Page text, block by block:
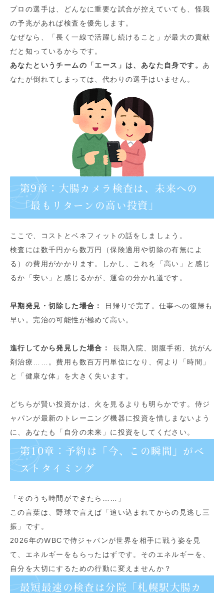
プロの選手は、どんなに重要な試合が控えていても、怪我
の予兆があれば検査を優先します。
なぜなら、「長く一線で活躍し続けること」が最大の貢献
だと知っているからです。
あなたというチームの「エース」は、あなた自身です。 あ
なたが倒れてしまっては、代わりの選手はいません。
第9章：大腸カメラ検査は、未来への
「最もリターンの高い投資」
ここで、コストとベネフィットの話をしましょう。
検査には数千円から数万円（保険適用や切除の有無によ
る）の費用がかかります。しかし、これを「高い」と感じ
るか「安い」と感じるかが、運命の分かれ道です。
早期発見・切除した場合：
日帰りで完了。仕事への復帰も
早い。完治の可能性が極めて高い。
進行してから発見した場合：
長期入院、開腹手術、抗がん
剤治療……。費用も数百万円単位になり、何より「時間」
と「健康な体」を大きく失います。
どちらが賢い投資かは、火を見るよりも明らかです。侍ジ
ャパンが最新のトレーニング機器に投資を惜しまないよう
に、あなたも「自分の未来」に投資をしてください。
第10章：予約は「今、この瞬間」がベ
ストタイミング
「そのうち時間ができたら……」
この言葉は、野球で言えば「追い込まれてからの見逃し三
振」です。
2026年のWBCで侍ジャパンが世界を相手に戦う姿を見
て、エネルギーをもらったはずです。そのエネルギーを、
自分を大切にするための行動に変えませんか？
最短最速の検査は分院「札幌駅大腸カ